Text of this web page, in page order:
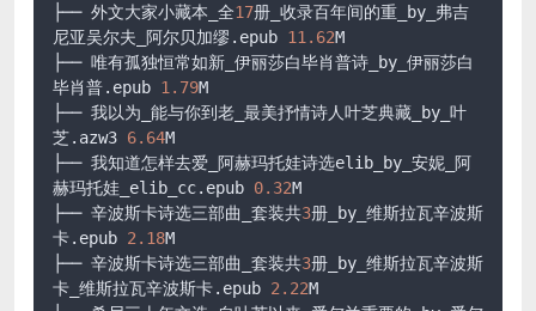
├── 外文大家小藏本_全17册_收录百年间的重_by_弗吉
尼亚吴尔夫_阿尔贝加缪.epub 11.62M
├── 唯有孤独恒常如新_伊丽莎白毕肖普诗_by_伊丽莎白
毕肖普.epub 1.79M
├── 我以为_能与你到老_最美抒情诗人叶芝典藏_by_叶
芝.azw3 6.64M
├── 我知道怎样去爱_阿赫玛托娃诗选elib_by_安妮_阿
赫玛托娃_elib_cc.epub 0.32M
├── 辛波斯卡诗选三部曲_套装共3册_by_维斯拉瓦辛波斯
卡.epub 2.18M
├── 辛波斯卡诗选三部曲_套装共3册_by_维斯拉瓦辛波斯
卡_维斯拉瓦辛波斯卡.epub 2.22M